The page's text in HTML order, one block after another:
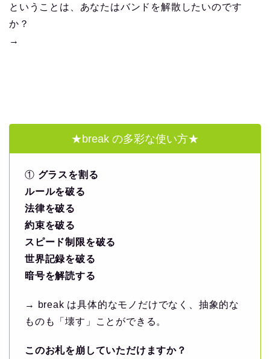
ということは、あなたはバンドを解散したいのです
か？
→
★break の多彩な使い方★
① グラスを割る
ルールを破る
法律を破る
約束を破る
スピード制限を破る
世界記録を破る
暗号を解読する
→ break は具体的なモノだけでなく、抽象的な
ものも「壊す」ことができる。
このお札を崩していただけますか？